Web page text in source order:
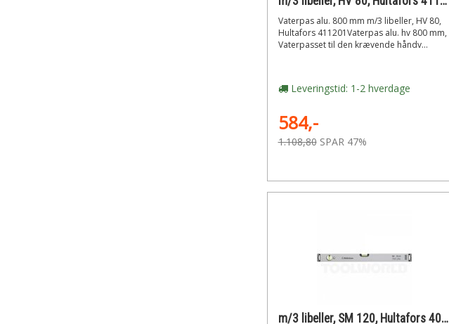
Vaterpas alu. 800 mm m/3 libeller, HV 80,
Hultafors 411201Vaterpas alu. hv 800 mm,
Vaterpasset til den krævende håndv...
Leveringstid: 1-2 hverdage
584,-
1.108,80 SPAR 47%
m/3 libeller, SM 120, Hultafors 405921 Vaterpas GDS, 1200 mm